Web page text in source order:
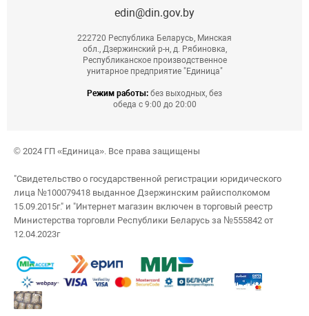
edin@din.gov.by
222720 Республика Беларусь, Минская
обл., Дзержинский р-н, д. Рябиновка,
Республиканское производственное
унитарное предприятие "Единица"
Режим работы: без выходных, без
обеда с 9:00 до 20:00
© 2024 ГП «Единица». Все права защищены
"Свидетельство о государственной регистрации юридического
лица №100079418 выданное Дзержинским райисполкомом
15.09.2015г." и "Интернет магазин включен в торговый реестр
Министерства торговли Республики Беларусь за №555842 от
12.04.2023г